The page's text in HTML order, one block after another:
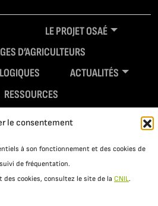
le consentement
à son fonctionnement et des cookies de
de fréquentation.
des cookies, consultez le site de la CNIL.
LE PROJET OSAÉ
D’AGRICULTEURS
ACTUALITÉS
RESSOURCES